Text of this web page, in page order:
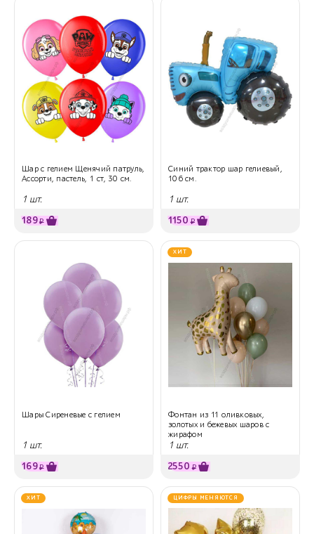
Шар с гелием Щенячий патруль,
Ассорти, пастель, 1 ст, 30 см.
1 шт.
189₽
Синий трактор шар гелиевый,
106 см.
1 шт.
1150 ₽
Шары Сиреневые с гелием
1 шт.
169₽
ХИТ
Фонтан из 11 оливковых,
золотых и бежевых шаров с
жирафом
1 шт.
2550 ₽
ХИТ ЦИФРЫ МЕНЯЮТСЯ